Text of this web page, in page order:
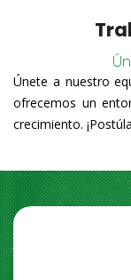
Únete a nuestro
ofrecemos un
crecimiento.